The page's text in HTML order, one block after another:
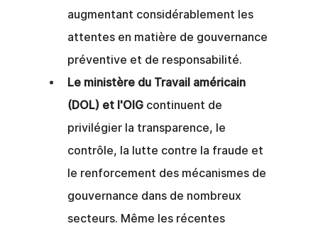
augmentant considérablement les
attentes en matière de gouvernance
préventive et de responsabilité.
Le ministère du Travail américain
(DOL) et l'OIG continuent de
privilégier la transparence, le
contrôle, la lutte contre la fraude et
le renforcement des mécanismes de
gouvernance dans de nombreux
secteurs. Même les récentes